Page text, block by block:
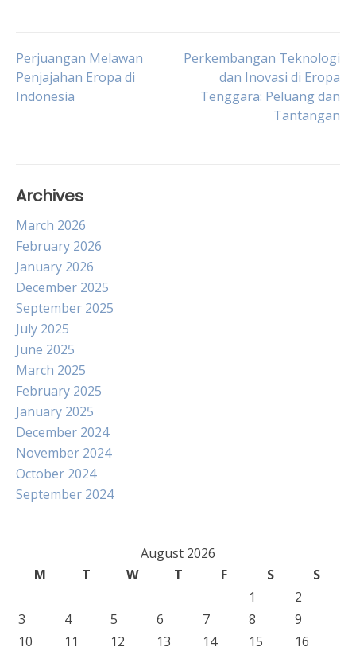
Post
navigation
Perjuangan Melawan
Penjajahan Eropa di
Indonesia
Perkembangan Teknologi
dan Inovasi di Eropa
Tenggara: Peluang dan
Tantangan
Archives
March 2026
February 2026
January 2026
December 2025
September 2025
July 2025
June 2025
March 2025
February 2025
January 2025
December 2024
November 2024
October 2024
September 2024
August 2026
M
T W T F S
S
1
2
3
4 5 6 7 8
9
10
11 12 13 14 15 16